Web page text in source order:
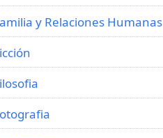
y Relaciones Humanas